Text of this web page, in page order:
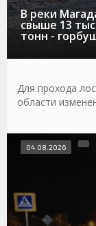
В реки
свыше 13
тонн -
Для прохода
области
04.08.2026